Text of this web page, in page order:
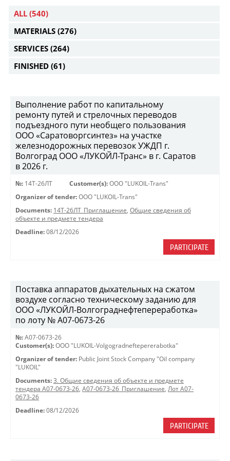
ALL (540)
MATERIALS (276)
SERVICES (264)
FINISHED (61)
Выполнение работ по капитальному
ремонту путей и стрелочных переводов
подъездного пути необщего пользования
ООО «Саратоворгсинтез» на участке
железнодорожных перевозок УЖДП г.
Волгоград ООО «ЛУКОЙЛ-Транс» в г. Саратов
в 2026 г.
№: 14Т-26ЛТ Customer(s): OOO "LUKOIL-Trans"
Organizer of tender: OOO "LUKOIL-Trans"
Documents: 14Т-26ЛТ_Приглашение, Общие сведения об
объекте и предмете тендера
Deadline: 08/12/2026
PARTICIPATE
Поставка аппаратов дыхательных на сжатом
воздухе согласно техническому заданию для
ООО «ЛУКОЙЛ-Волгограднефтепереработка»
по лоту № A07-0673-26
№: A07-0673-26
Customer(s): OOO "LUKOIL-Volgogradneftepererabotka"
Organizer of tender: Public Joint Stock Company "Oil company
"LUKOIL"
Documents: 3. Общие сведения об объекте и предмете
тендера A07-0673-26, A07-0673-26_Приглашение, Лот A07-
0673-26
Deadline: 08/12/2026
PARTICIPATE